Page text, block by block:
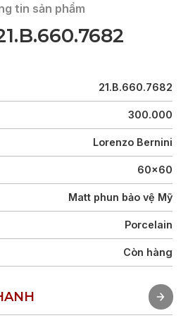
tin sản phẩm
21.B.660.7682
300.000
Lorenzo Bernini
60x60
Matt phun bảo vệ Mỹ
Porcelain
Còn hàng